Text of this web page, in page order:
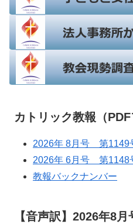
カトリック教報（PDF
2026年 8月号 第1149
2026年 6月号 第1148
教報バックナンバー
【音声訳】2026年8月